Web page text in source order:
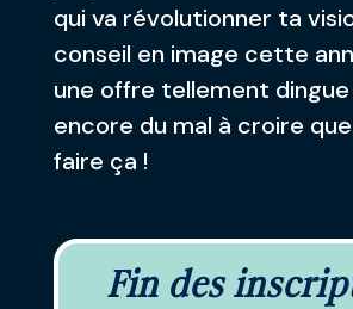
qui va révolutionner ta
conseil en image cette
une offre tellement dingue
encore du mal à croire
faire ça !
Fin des